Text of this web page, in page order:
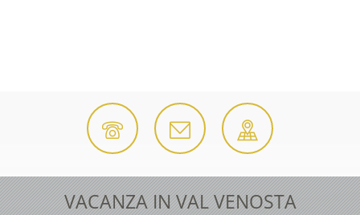
VACANZA IN VAL VENOSTA